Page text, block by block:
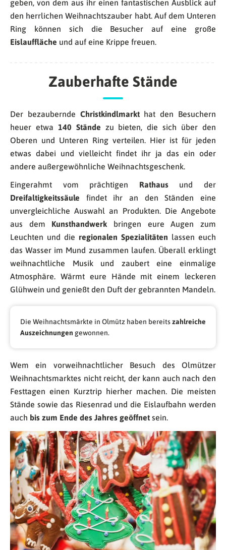
geben, von dem aus ihr einen fantastischen Ausblick auf
den herrlichen Weihnachtszauber habt. Auf dem Unteren
Ring können sich die Besucher auf eine große
Eislauffläche und auf eine Krippe freuen.
Zauberhafte Stände
Der bezaubernde Christkindlmarkthat den Besuchern
heuer etwa 140 Stände zu bieten, die sich über den
Oberen und Unteren Ring verteilen. Hier ist für jeden
etwas dabei und vielleicht findet ihr ja das ein oder
andere außergewöhnliche Weihnachtsgeschenk.
Eingerahmt vom prächtigen Rathausund der
Dreifaltigkeitssäule findet ihr an den Ständen eine
unvergleichliche Auswahl an Produkten. Die Angebote
aus dem Kunsthandwerk bringen eure Augen zum
Leuchten und die regionalen Spezialitäten lassen euch
das Wasser im Mund zusammen laufen. Überall erklingt
weihnachtliche Musik und zaubert eine einmalige
Atmosphäre. Wärmt eure Hände mit einem leckeren
Glühwein und genießt den Duft der gebrannten Mandeln.
Die Weihnachtsmärkte in Olmütz haben bereitszahlreiche
Auszeichnungen gewonnen.
Wem ein vorweihnachtlicher Besuch des Olmützer
Weihnachtsmarktes nicht reicht, der kann auch nach den
Festtagen einen Kurztrip hierher machen. Die meisten
Stände sowie das Riesenrad und die Eislaufbahn werden
auch bis zum Ende des Jahres geöffnet sein.